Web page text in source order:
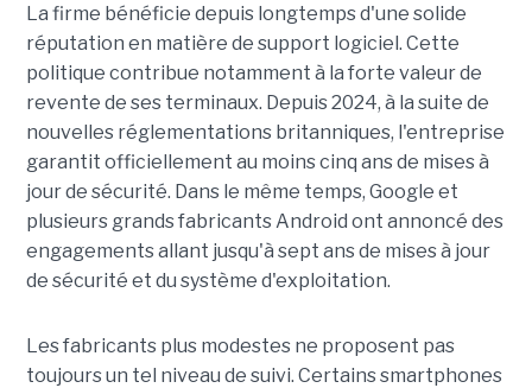
La firme bénéficie depuis longtemps d'une solide
réputation en matière de support logiciel. Cette
politique contribue notamment à la forte valeur de
revente de ses terminaux. Depuis 2024, à la suite de
nouvelles réglementations britanniques, l'entreprise
garantit officiellement au moins cinq ans de mises à
jour de sécurité. Dans le même temps, Google et
plusieurs grands fabricants Android ont annoncé des
engagements allant jusqu'à sept ans de mises à jour
de sécurité et du système d'exploitation.
Les fabricants plus modestes ne proposent pas
toujours un tel niveau de suivi. Certains smartphones